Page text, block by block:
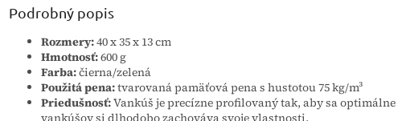
Podrobný popis
Rozmery:40 x 35 x 13 cm
Hmotnosť:600 g
Farba:čierna/zelená
Použitá pena:tvarovaná pamäťová pena s hustotou 75 kg/m³
Priedušnosť:Vankúš je precízne profilovaný tak, aby sa